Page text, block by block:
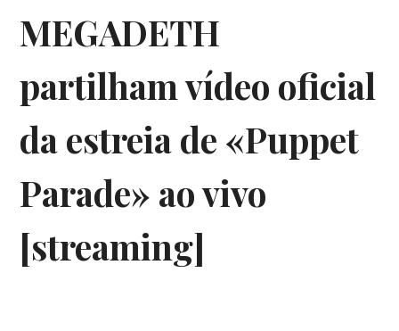
MEGADETH
partilham vídeo oficial
da estreia de «Puppet
Parade» ao vivo
[streaming]